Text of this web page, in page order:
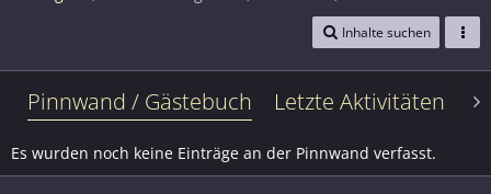
Inhalte suchen
Pinnwand / Gästebuch Letzte Aktivitäten
Es wurden noch keine Einträge an der Pinnwand verfasst.